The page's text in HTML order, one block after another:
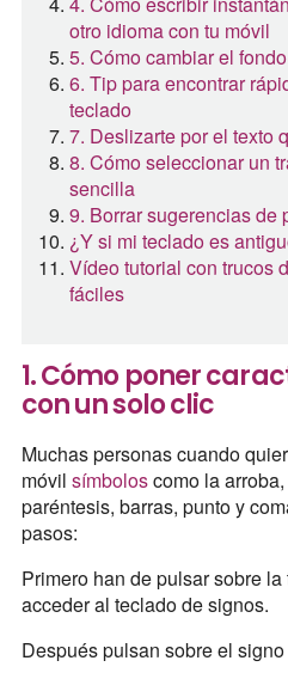
otro idioma con tu móvil
5. Cómo cambiar el
6. Tip para encontrar
teclado
7. Deslizarte por el texto
8. Cómo seleccionar un
sencilla
9. Borrar sugerencias de
¿Y si mi teclado es
Vídeo tutorial con trucos
fáciles
1. Cómo poner
con un solo clic
Muchas personas cuando
móvil símboloscomo la
paréntesis, barras, punto y
pasos:
Primero han de pulsar sobre
acceder al teclado de signos.
Después pulsan sobre el